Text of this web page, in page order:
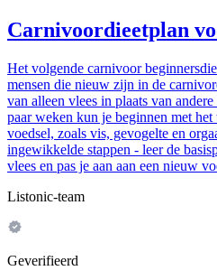
Carnivoordieetplan
Het volgende carnivoor
mensen die nieuw zijn in de
van alleen vlees in plaats van
paar weken kun je beginnen met het
voedsel, zoals vis, gevogelte en
ingewikkelde stappen - leer de
vlees en pas je aan aan een nieuw
Listonic-team
Geverifieerd